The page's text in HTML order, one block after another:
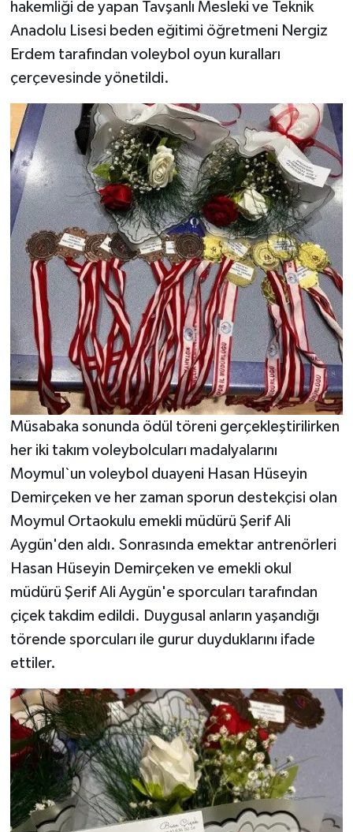
hakemliği de yapan Tavşanlı Mesleki ve Teknik
Anadolu Lisesi beden eğitimi öğretmeni Nergiz
Erdem tarafından voleybol oyun kuralları
çerçevesinde yönetildi.
Müsabaka sonunda ödül töreni gerçekleştirilirken
her iki takım voleybolcuları madalyalarını
Moymul`un voleybol duayeni Hasan Hüseyin
Demirçeken ve her zaman sporun destekçisi olan
Moymul Ortaokulu emekli müdürü Şerif Ali
Aygün'den aldı. Sonrasında emektar antrenörleri
Hasan Hüseyin Demirçeken ve emekli okul
müdürü Şerif Ali Aygün'e sporcuları tarafından
çiçek takdim edildi. Duygusal anların yaşandığı
törende sporcuları ile gurur duyduklarını ifade
ettiler.